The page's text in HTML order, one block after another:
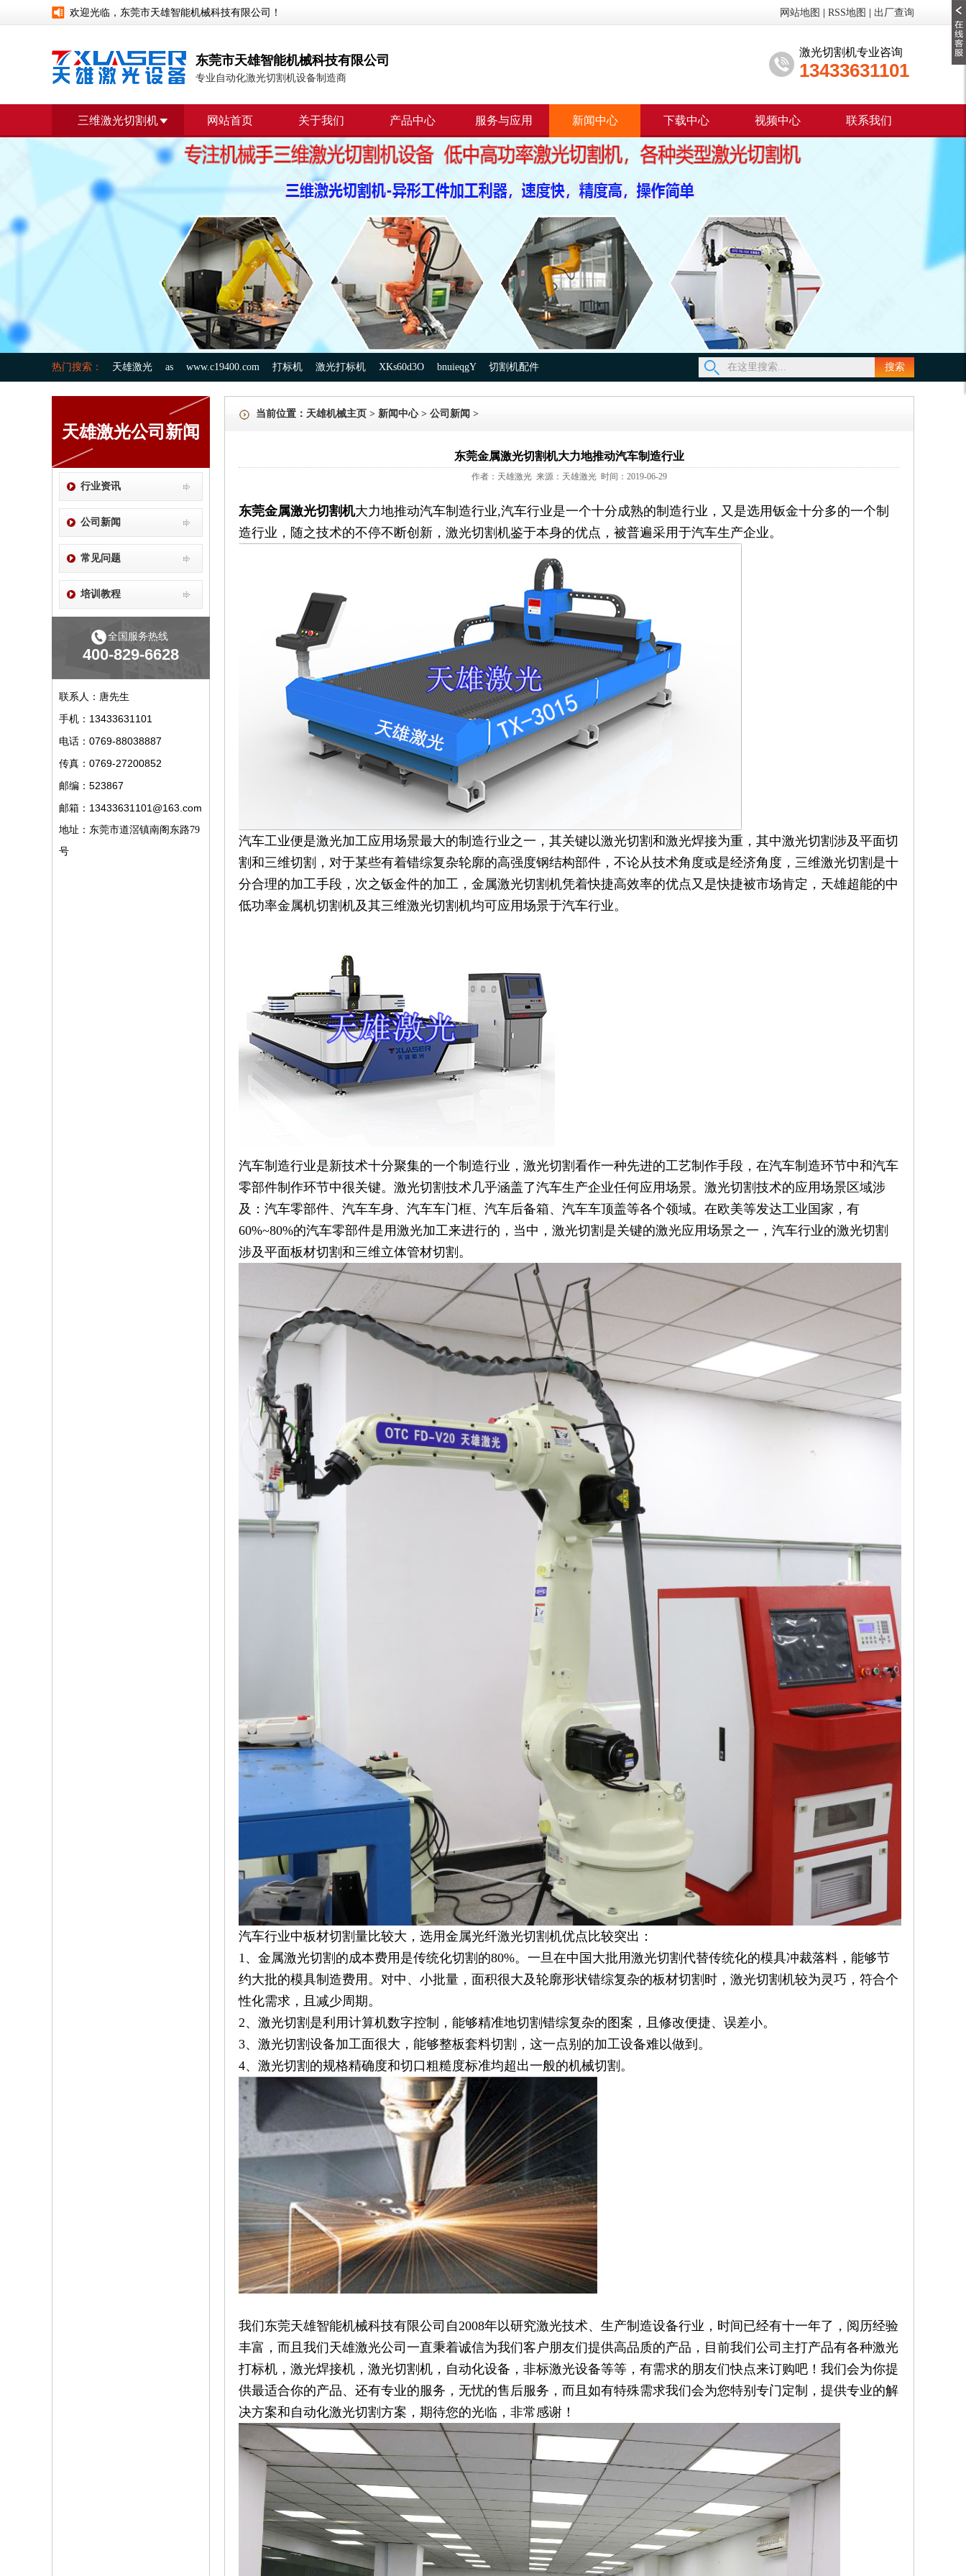
欢迎光临，东莞市天雄智能机械科技有限公司！ 网站地图 RSS地图 出厂查询
东莞市天雄智能机械科技有限公司
专业自动化激光切割机设备制造商
激光切割机专业咨询
13433631101
三维激光切割机 网站首页 关于我们 产品中心 服务与应用 新闻中心 下载中心 视频中心 联系我们
热门搜索： 天雄激光 as www.c19400.com 打标机 激光打标机 XKs60d3O bnuieqgY 切割机配件 搜索
天雄激光公司新闻
行业资讯
公司新闻
常见问题
培训教程
全国服务热线
400-829-6628
联系人：唐先生
手机： 13433631101
电话： 0769-88038887
传真： 0769-27200852
邮编： 523867
邮箱： 13433631101@163.com
地址：东莞市道滘镇南阁东路79
号
当前位置： 天雄机械主页 > 新闻中心> 公司新闻 >
东莞金属激光切割机大力地推动汽车制造行业
作者：天雄激光 来源：天雄激光 时间：2019-06-29
东莞金属激光切割机大力地推动汽车制造行业,汽车行业是一个十分成熟的制造行业，又是选用钣金十分多的一个制
造行业，随之技术的不停不断创新，激光切割机鉴于本身的优点，被普遍采用于汽车生产企业。
汽车工业便是激光加工应用场景最大的制造行业之一，其关键以激光切割和激光焊接为重，其中激光切割涉及平面切
割和三维切割，对于某些有着错综复杂轮廓的高强度钢结构部件，不论从技术角度或是经济角度，三维激光切割是十
分合理的加工手段，次之钣金件的加工，金属激光切割机凭着快捷高效率的优点又是快捷被市场肯定，天雄超能的中
低功率金属机切割机及其三维激光切割机均可应用场景于汽车行业。
汽车制造行业是新技术十分聚集的一个制造行业，激光切割看作一种先进的工艺制作手段，在汽车制造环节中和汽车
零部件制作环节中很关键。激光切割技术几乎涵盖了汽车生产企业任何应用场景。激光切割技术的应用场景区域涉
及：汽车零部件、汽车车身、汽车车门框、汽车后备箱、汽车车顶盖等各个领域。在欧美等发达工业国家，有
60%~80%的汽车零部件是用激光加工来进行的，当中，激光切割是关键的激光应用场景之一，汽车行业的激光切割
涉及平面板材切割和三维立体管材切割。
汽车行业中板材切割量比较大，选用金属光纤激光切割机优点比较突出：
1、金属激光切割的成本费用是传统化切割的80%。一旦在中国大批用激光切割代替传统化的模具冲裁落料，能够节
约大批的模具制造费用。对中、小批量，面积很大及轮廓形状错综复杂的板材切割时，激光切割机较为灵巧，符合个
性化需求，且减少周期。
2、激光切割是利用计算机数字控制，能够精准地切割错综复杂的图案，且修改便捷、误差小。
3、激光切割设备加工面很大，能够整板套料切割，这一点别的加工设备难以做到。
4、激光切割的规格精确度和切口粗糙度标准均超出一般的机械切割。
我们东莞天雄智能机械科技有限公司自2008年以研究激光技术、生产制造设备行业，时间已经有十一年了，阅历经验
丰富，而且我们天雄激光公司一直秉着诚信为我们客户朋友们提供高品质的产品，目前我们公司主打产品有各种激光
打标机，激光焊接机，激光切割机，自动化设备，非标激光设备等等，有需求的朋友们快点来订购吧！我们会为你提
供最适合你的产品、还有专业的服务，无忧的售后服务，而且如有特殊需求我们会为您特别专门定制，提供专业的解
决方案和自动化激光切割方案，期待您的光临，非常感谢！